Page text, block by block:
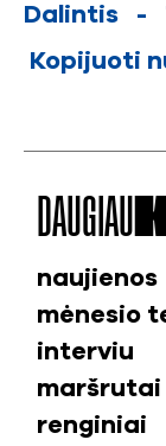
Dalintis -
Kopijuoti
DAUGIAU
naujienos
mėnesio
interviu
maršrutai
renginiai